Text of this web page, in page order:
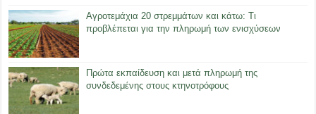
Αγροτεμάχια 20 στρεμμάτων και κάτω: Τι
προβλέπεται για την πληρωμή των ενισχύσεων
Πρώτα εκπαίδευση και μετά πληρωμή της
συνδεδεμένης στους κτηνοτρόφους